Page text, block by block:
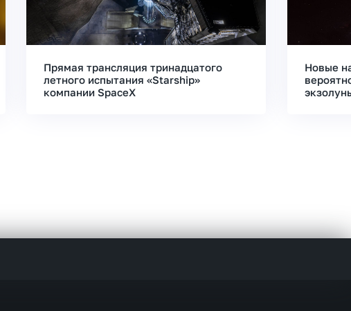
Прямая трансляция тринадцатого
летного испытания «Starship»
компании SpaceX
Новые